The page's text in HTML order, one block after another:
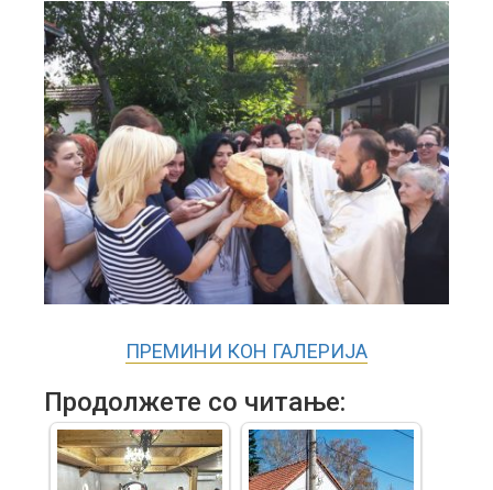
ПРЕМИНИ КОН ГАЛЕРИЈА
Продолжете со читање: